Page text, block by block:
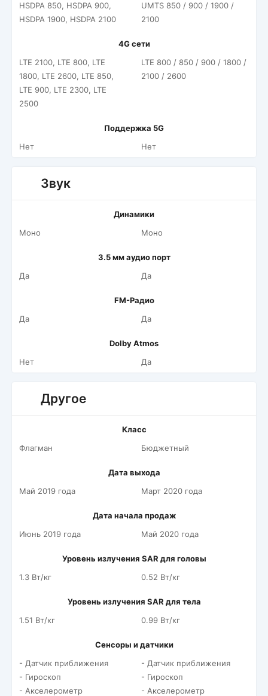
HSDPA 850, HSDPA 900,
HSDPA 1900, HSDPA 2100
UMTS 850 / 900 / 1900 /
2100
4G сети
LTE 2100, LTE 800, LTE
1800, LTE 2600, LTE 850,
LTE 900, LTE 2300, LTE
2500
LTE 800 / 850 / 900 / 1800 /
2100 / 2600
Поддержка 5G
Нет
Нет
Звук
Динамики
Моно
Моно
3.5 мм аудио порт
Да
Да
FM-Радио
Да
Да
Dolby Atmos
Нет
Да
Другое
Класс
Флагман
Бюджетный
Дата выхода
Май 2019 года
Март 2020 года
Дата начала продаж
Июнь 2019 года
Май 2020 года
Уровень излучения SAR для головы
1.3 Вт/кг
0.52 Вт/кг
Уровень излучения SAR для тела
1.51 Вт/кг
0.99 Вт/кг
Сенсоры и датчики
- Датчик приближения
- Гироскоп
- Акселерометр
- Датчик приближения
- Гироскоп
- Акселерометр